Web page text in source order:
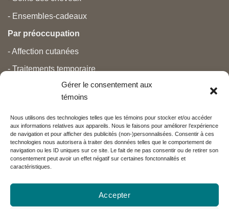
Gérer le consentement aux
témoins
Nous utilisons des technologies telles que les témoins pour stocker et/ou accéder
aux informations relatives aux appareils. Nous le faisons pour améliorer l’expérience
de navigation et pour afficher des publicités (non-)personnalisées. Consentir à ces
technologies nous autorisera à traiter des données telles que le comportement de
navigation ou les ID uniques sur ce site. Le fait de ne pas consentir ou de retirer son
consentement peut avoir un effet négatif sur certaines fonctonnalités et
caractéristiques.
Accepter
- Ensembles-cadeaux
Par préoccupation
- Affection cutanées
- Traitements temporaire
- Grossesse et nouveau-né
- Anti-âge et beauté
Nos partenaires